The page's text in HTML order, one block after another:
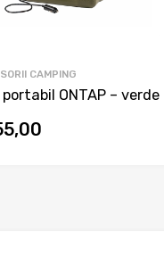
CAMPING
portabil ONTAP – verde